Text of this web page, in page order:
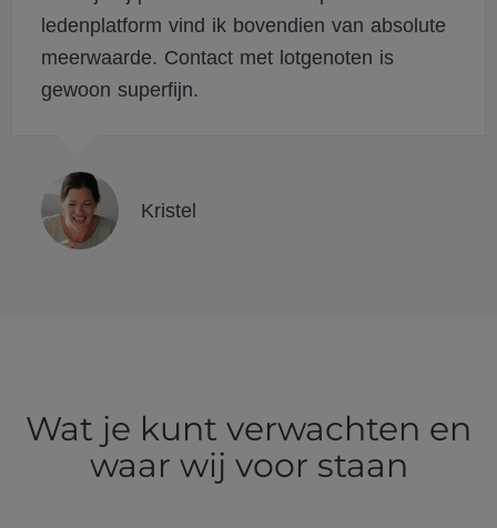
ledenplatform vind ik bovendien van absolute
meerwaarde. Contact met lotgenoten is
gewoon superfijn.
Kristel
Wat je kunt verwachten en
waar wij voor staan